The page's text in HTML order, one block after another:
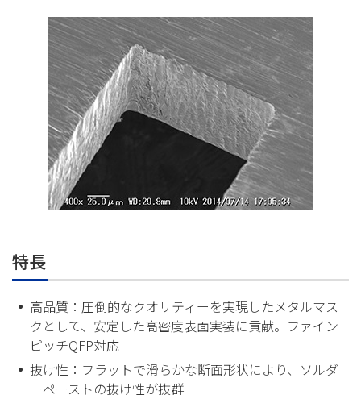
特長
高品質：圧倒的なクオリティーを実現したメタルマス
クとして、安定した高密度表面実装に貢献。ファイン
ピッチQFP対応
抜け性：フラットで滑らかな断面形状により、ソルダ
ーペーストの抜け性が抜群